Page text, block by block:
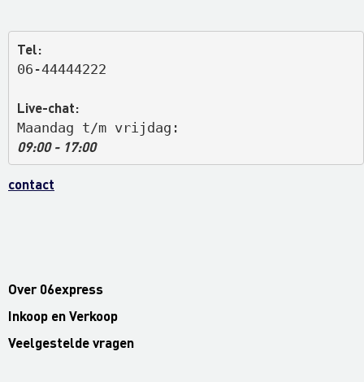
Tel:
06-44444222
Live-chat:
Maandag t/m vrijdag:
09:00 - 17:00
contact
Over 06express
Inkoop en Verkoop
Veelgestelde vragen